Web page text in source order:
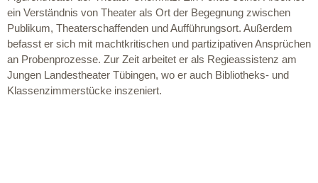
ein Verständnis von Theater als Ort der Begegnung zwischen
Publikum, Theaterschaffenden und Aufführungsort. Außerdem
befasst er sich mit machtkritischen und partizipativen Ansprüchen
an Probenprozesse. Zur Zeit arbeitet er als Regieassistenz am
Jungen Landestheater Tübingen, wo er auch Bibliotheks- und
Klassenzimmerstücke inszeniert.